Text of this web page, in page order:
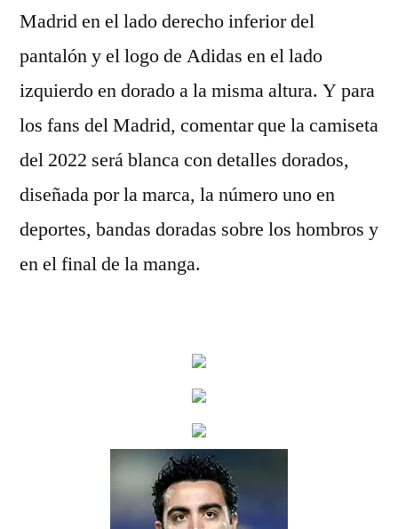
Madrid en el lado derecho inferior del
pantalón y el logo de Adidas en el lado
izquierdo en dorado a la misma altura. Y para
los fans del Madrid, comentar que la camiseta
del 2022 será blanca con detalles dorados,
diseñada por la marca, la número uno en
deportes, bandas doradas sobre los hombros y
en el final de la manga.